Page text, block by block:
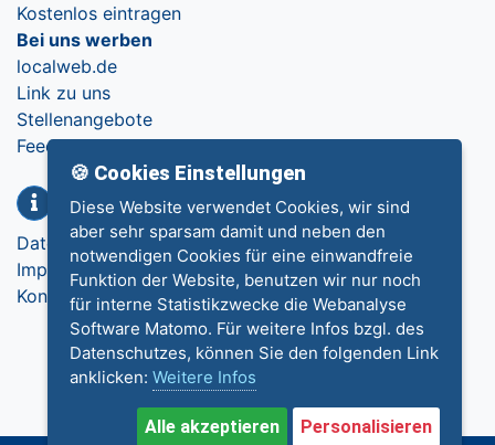
Kostenlos eintragen
Bei uns werben
localweb.de
Link zu uns
Stellenangebote
Feedback
Info
Datenschutz
Impressum
Kontakt
🍪 Cookies Einstellungen
Diese Website verwendet Cookies, wir sind
aber sehr sparsam damit und neben den
notwendigen Cookies für eine einwandfreie
Funktion der Website, benutzen wir nur noch
für interne Statistikzwecke die Webanalyse
Software Matomo. Für weitere Infos bzgl. des
Datenschutzes, können Sie den folgenden Link
anklicken: Weitere Infos
Alle akzeptieren Personalisieren